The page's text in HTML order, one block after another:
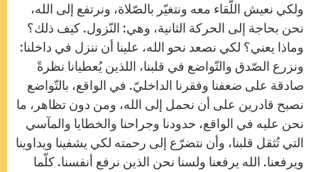
ولكي نعيش اللّقاء معه ونتغيّر بالصّلاة، ونرتفع إلى الله،
نحن بحاجة إلى الحركة الثانية، وهي: النّزول. كيف ذلك؟
وماذا يعني؟ لكي نصعد نحو الله، علينا أن ننزل في داخلنا:
ونزرع الصّدق والتّواضع في قلبنا، اللذين يُعطيانا نظرةً
صادقة على ضعفنا وفقرنا الداخليّ. في الواقع، بالتّواضع
نصبح قادرين على أن نحمل إلى الله، ومن دون تظاهر، ما
نحن عليه في الواقع، حدودنا وجراحنا والخطايا والمآسي
التي تُثقل قلبنا، وأن نتضرّع إلى رحمته لكي يشفينا ويداوينا
ويرفعنا. الله يرفعنا ولسنا نحن الذين نرفع أنفسنا. كلّما